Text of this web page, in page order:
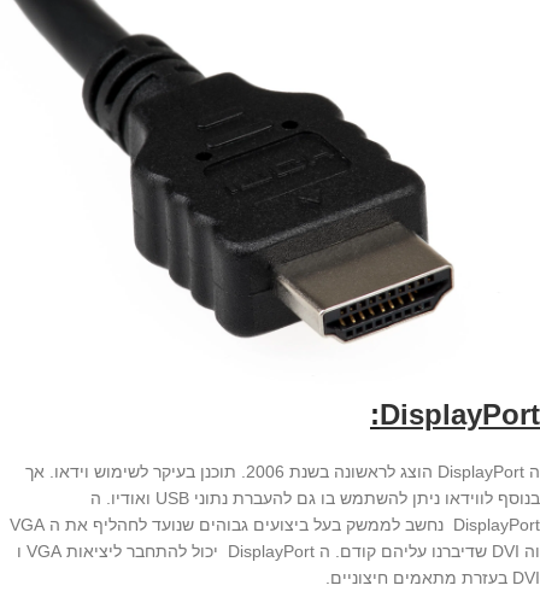
DisplayPort
:
ה DisplayPort הוצג לראשונה בשנת 2006. תוכנן בעיקר לשימוש וידאו. אך
בנוסף לווידאו ניתן להשתמש בו גם להעברת נתוני USB ואודיו. ה
DisplayPort נחשב לממשק בעל ביצועים גבוהים שנועד לחהליף את ה VGA
וה DVI שדיברנו עליהם קודם. ה DisplayPort יכול להתחבר ליציאות VGA ו
DVI בעזרת מתאמים חיצוניים.